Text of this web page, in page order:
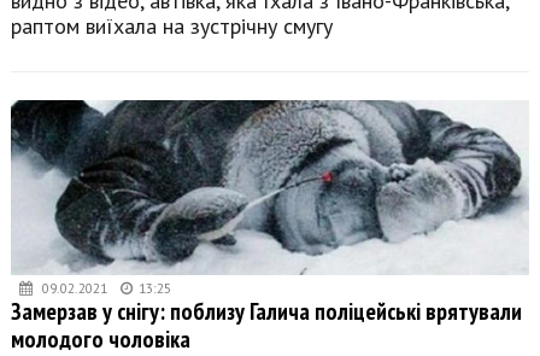
раптом виїхала на зустрічну смугу
09.02.2021 13:25
Замерзав у снігу: поблизу Галича поліцейські врятували
молодого чоловіка